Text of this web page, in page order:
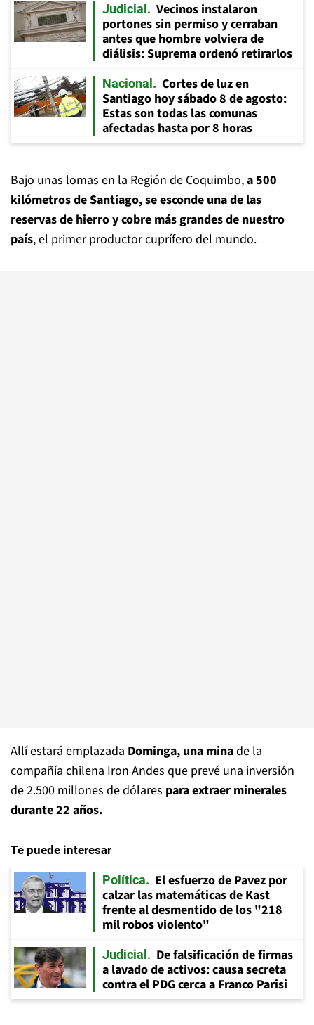
Judicial
Vecinos instalaron
portones sin permiso y cerraban
antes que hombre volviera de
diálisis: Suprema ordenó retirarlos
Nacional
Cortes de luz en
Santiago hoy sábado 8 de agosto:
Estas son todas las comunas
afectadas hasta por 8 horas
Bajo unas lomas en la Región de Coquimbo,a 500
kilómetros de Santiago, se esconde una de las
reservas de hierro y cobre más grandes de nuestro
país, el primer productor cuprífero del mundo.
Allí estará emplazada Dominga, una minade la
compañía chilena Iron Andes que prevé una inversión
de 2.500 millones de dólares para extraer minerales
durante 22 años.
Te puede interesar
Política
El esfuerzo de Pavez por
calzar las matemáticas de Kast
frente al desmentido de los "218
mil robos violento"
Judicial
De falsificación de firmas
a lavado de activos: causa secreta
contra el PDG cerca a Franco Parisi